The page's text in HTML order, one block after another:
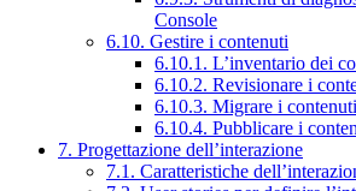
Console
6.10. Gestire i contenuti
6.10.1. L’inventario dei
6.10.2. Revisionare i
6.10.3. Migrare i contenuti
6.10.4. Pubblicare i
7. Progettazione dell’interazione
7.1. Caratteristiche